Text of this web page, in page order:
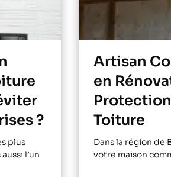
?
plus
l’un
Artisan
en
Toiture
Dans la région de
votre maison